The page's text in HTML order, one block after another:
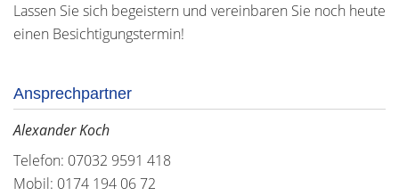
Lassen Sie sich begeistern und vereinbaren Sie noch heute
einen Besichtigungstermin!
Ansprechpartner
Alexander Koch
Telefon: 07032 9591 418
Mobil: 0174 194 06 72